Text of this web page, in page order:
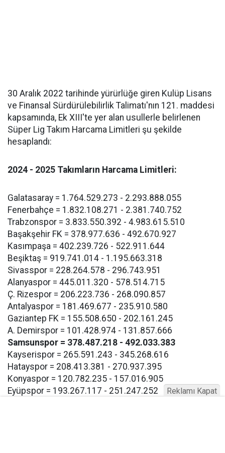
30 Aralık 2022 tarihinde yürürlüğe giren Kulüp Lisans
ve Finansal Sürdürülebilirlik Talimatı'nın 121. maddesi
kapsamında, Ek XIII'te yer alan usullerle belirlenen
Süper Lig Takım Harcama Limitleri şu şekilde
hesaplandı:
2024 - 2025 Takımların Harcama Limitleri:
Galatasaray = 1.764.529.273 - 2.293.888.055
Fenerbahçe = 1.832.108.271 - 2.381.740.752
Trabzonspor = 3.833.550.392 - 4.983.615.510
Başakşehir FK = 378.977.636 - 492.670.927
Kasımpaşa = 402.239.726 - 522.911.644
Beşiktaş = 919.741.014 - 1.195.663.318
Sivasspor = 228.264.578 - 296.743.951
Alanyaspor = 445.011.320 - 578.514.715
Ç. Rizespor = 206.223.736 - 268.090.857
Antalyaspor = 181.469.677 - 235.910.580
Gaziantep FK = 155.508.650 - 202.161.245
A. Demirspor = 101.428.974 - 131.857.666
Samsunspor = 378.487.218 - 492.033.383
Kayserispor = 265.591.243 - 345.268.616
Hatayspor = 208.413.381 - 270.937.395
Konyaspor = 120.782.235 - 157.016.905
Eyüpspor = 193.267.117 - 251.247.252
Reklamı Kapat